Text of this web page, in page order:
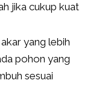
jika cukup kuat
yang lebih
pohon yang
sesuai